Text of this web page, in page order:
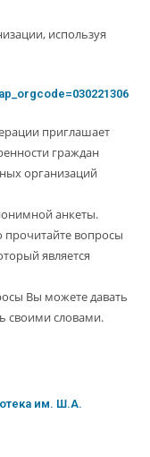
используя
приглашает
граждан
организаций
анкеты.
прочитайте вопросы
является
Вы можете давать
своими словами.
им. Ш.А.